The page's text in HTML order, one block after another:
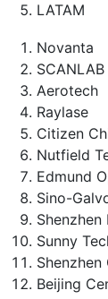
LATAM
Novanta
SCANLAB
Aerotech
Raylase
Citizen
Nutfield
Edmund
Sino-
Shenzhen
Sunny
Beijing